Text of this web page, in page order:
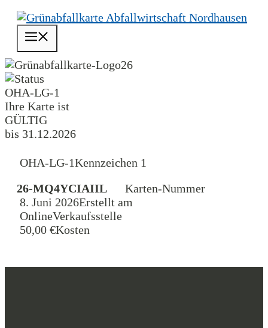
Zum
Inhalt
springen
26
OHA-LG-1
Ihre Karte ist
GÜLTIG
bis 31.12.2026
OHA-LG-1Kennzeichen 1
26-MQ4YCIAIIL
Karten-Nummer
8. Juni 2026Erstellt am
OnlineVerkaufsstelle
50,00 €Kosten